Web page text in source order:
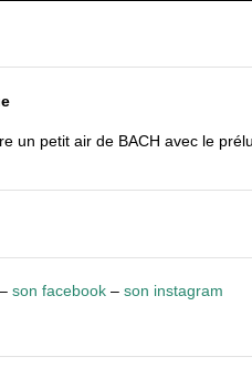
un petit air de BACH avec le
son facebook– son instagram